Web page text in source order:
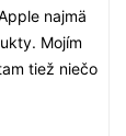
najmä
Mojím
tiež niečo